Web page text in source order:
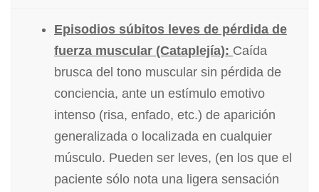
Episodios súbitos leves de pérdida de
fuerza muscular (Cataplejía): Caída
brusca del tono muscular sin pérdida de
conciencia, ante un estímulo emotivo
intenso (risa, enfado, etc.) de aparición
generalizada o localizada en cualquier
músculo. Pueden ser leves, (en los que el
paciente sólo nota una ligera sensación